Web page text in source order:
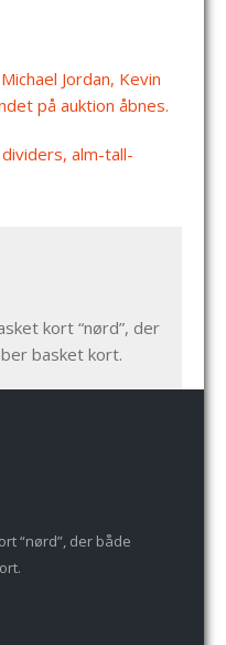
Jordan, Kevin
på auktion åbnes.
alm-tall-
kort “nørd”, der
basket kort.
“nørd”, der både